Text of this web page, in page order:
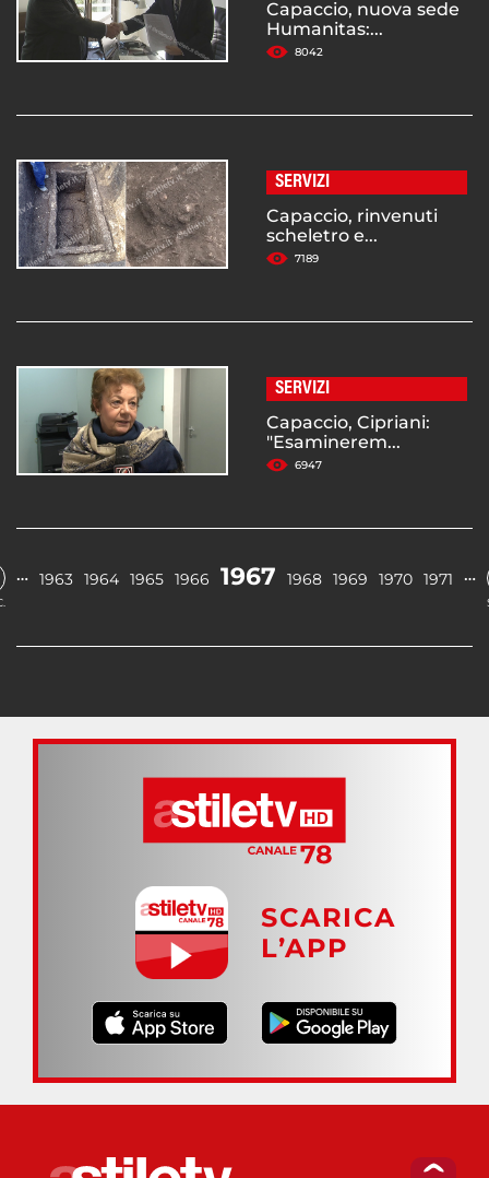
Capaccio, nuova sede
Humanitas:...
8042
SERVIZI
Capaccio, rinvenuti
scheletro e...
7189
SERVIZI
Capaccio, Cipriani:
"Esaminerem...
6947
… 1963 1964 1965 1966 1967 1968 1969 1970 1971 …
SCARICA
L’APP